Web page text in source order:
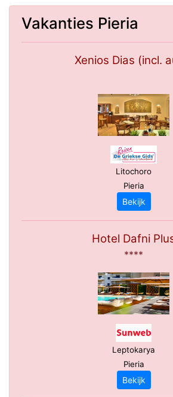
Vakanties Pieria
Xenios Dias (incl.
Litochoro
Pieria
Bekijk
Hotel Dafni
****
Leptokarya
Pieria
Bekijk